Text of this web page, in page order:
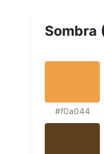
Sombra
#f0a044